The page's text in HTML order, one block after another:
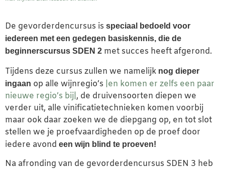
De gevorderdencursus is speciaal bedoeld voor
iedereen met een gedegen basiskennis, die de
beginnerscursus SDEN 2 met succes heeft afgerond.
Tijdens deze cursus zullen we namelijk nog dieper
ingaan op alle wijnregio’s |en komen er zelfs een paar
nieuwe regio’s bij| , de druivensoorten diepen we
verder uit, alle vinificatietechnieken komen voorbij
maar ook daar zoeken we de diepgang op, en tot slot
stellen we je proefvaardigheden op de proef door
iedere avond een wijn blind te proeven!
Na afronding van de gevorderdencursus SDEN 3 heb